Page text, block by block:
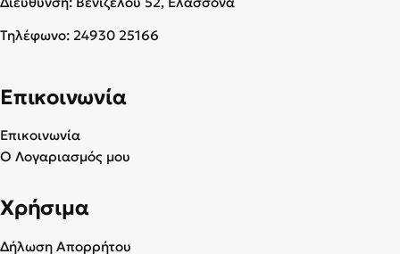
Τηλέφωνο: 24930 25166
Επικοινωνία
Επικοινωνία
Ο Λογαριασμός μου
Χρήσιμα
Δήλωση Απορρήτου